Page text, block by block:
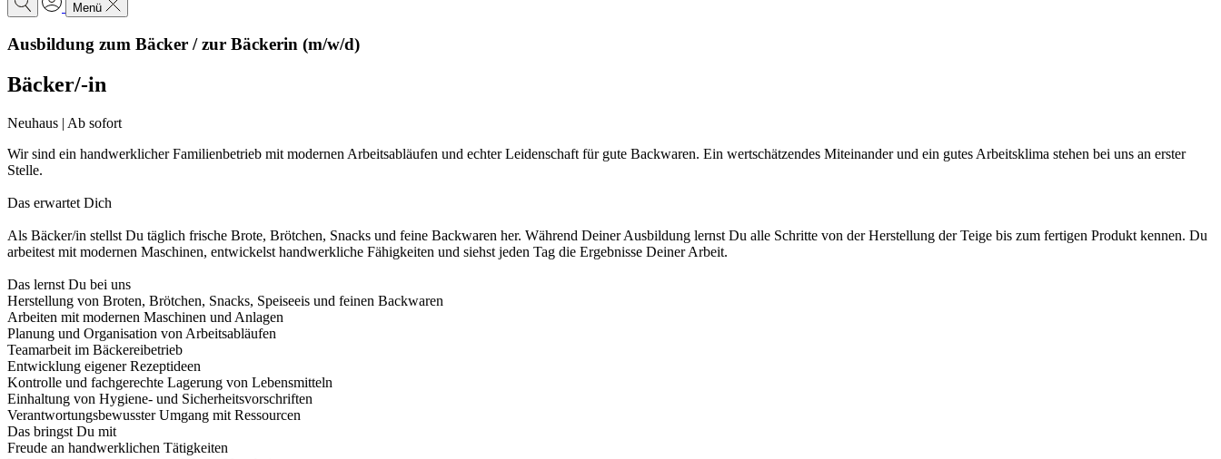
Menü
Ausbildung zum Bäcker / zur Bäckerin (m/w/d)
Bäcker/-in
Neuhaus | Ab sofort
Wir sind ein handwerklicher Familienbetrieb mit modernen Arbeitsabläufen und echter Leidenschaft für gute Backwaren. Ein wertschätzendes Miteinander und ein gutes Arbeitsklima stehen bei uns an erster
Stelle.
Das erwartet Dich
Als Bäcker/in stellst Du täglich frische Brote, Brötchen, Snacks und feine Backwaren her. Während Deiner Ausbildung lernst Du alle Schritte von der Herstellung der Teige bis zum fertigen Produkt kennen. Du
arbeitest mit modernen Maschinen, entwickelst handwerkliche Fähigkeiten und siehst jeden Tag die Ergebnisse Deiner Arbeit.
Das lernst Du bei uns
Herstellung von Broten, Brötchen, Snacks, Speiseeis und feinen Backwaren
Arbeiten mit modernen Maschinen und Anlagen
Planung und Organisation von Arbeitsabläufen
Teamarbeit im Bäckereibetrieb
Entwicklung eigener Rezeptideen
Kontrolle und fachgerechte Lagerung von Lebensmitteln
Einhaltung von Hygiene- und Sicherheitsvorschriften
Verantwortungsbewusster Umgang mit Ressourcen
Das bringst Du mit
Freude an handwerklichen Tätigkeiten